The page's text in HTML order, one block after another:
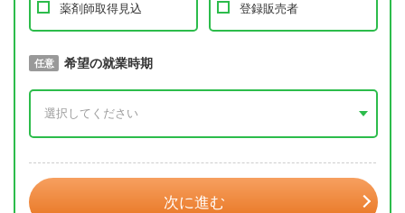
薬剤師取得見込 登録販売者
必須 取得予定年
任意 希望の就業時期
次に進む